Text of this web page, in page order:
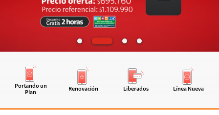
Portando un
Plan
Renovación Liberados Línea Nueva